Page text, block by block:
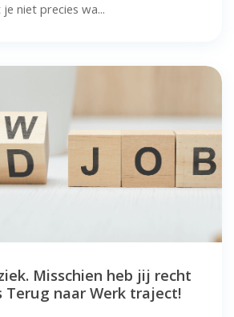
niet precies wa...
Misschien heb jij recht
Terug naar Werk traject!